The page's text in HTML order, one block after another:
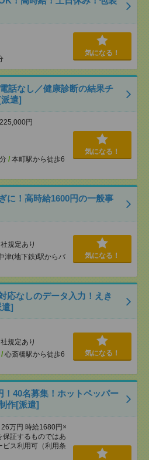
気になる！
話なし／健康診断の結果チ
遣]
円
/ 本町駅から徒歩6
気になる！
に！高時給1600円の一般事
規定あり
津(地下鉄)駅からバ
気になる！
応なしのデータ入力！えき
]
規定あり
/ 心斎橋駅から徒歩6
気になる！
！40名募集！ホットペッパー
作[派遣]
万円 時給1680円×
証するものではあ
ス利用可（利用条